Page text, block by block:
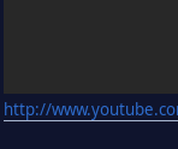
http://